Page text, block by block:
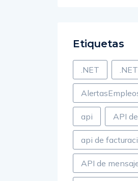
Etiquetas
.NET
api API
api de
API de